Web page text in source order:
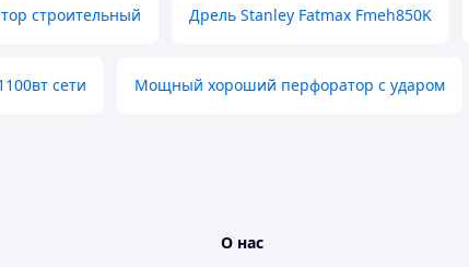
снижая риск повреждений.
Небольшой вес (3,3 кг) обеспечивает
потолочных работ.
строительный Дрель Stanley Fatmax Fmeh850K
сети Мощный хороший перфоратор с ударом
О нас